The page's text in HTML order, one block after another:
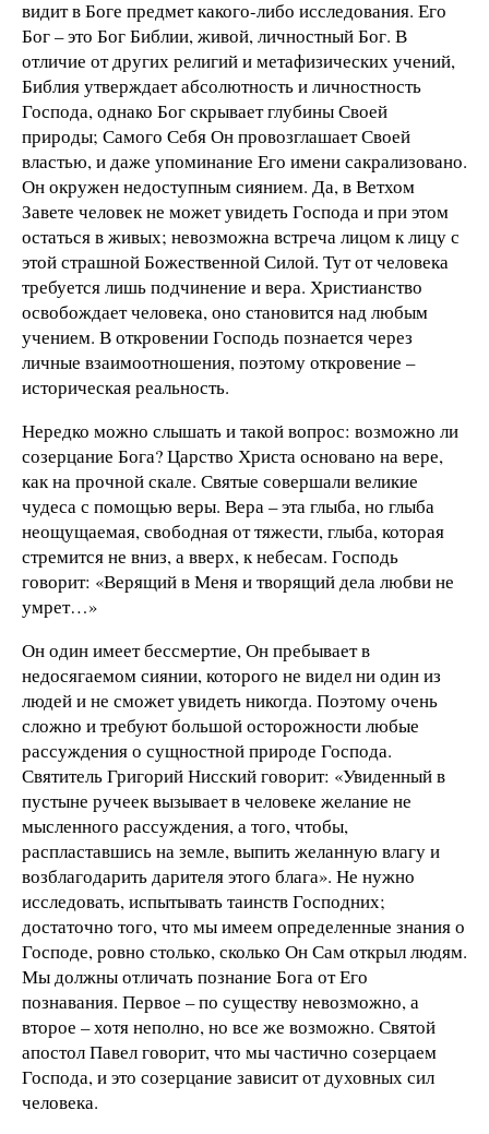
видит в Боге предмет какого-либо исследования. Его
Бог – это Бог Библии, живой, личностный Бог. В
отличие от других религий и метафизических учений,
Библия утверждает абсолютность и личностность
Господа, однако Бог скрывает глубины Своей
природы; Самого Себя Он провозглашает Своей
властью, и даже упоминание Его имени сакрализовано.
Он окружен недоступным сиянием. Да, в Ветхом
Завете человек не может увидеть Господа и при этом
остаться в живых; невозможна встреча лицом к лицу с
этой страшной Божественной Силой. Тут от человека
требуется лишь подчинение и вера. Христианство
освобождает человека, оно становится над любым
учением. В откровении Господь познается через
личные взаимоотношения, поэтому откровение –
историческая реальность.
Нередко можно слышать и такой вопрос: возможно ли
созерцание Бога? Царство Христа основано на вере,
как на прочной скале. Святые совершали великие
чудеса с помощью веры. Вера – эта глыба, но глыба
неощущаемая, свободная от тяжести, глыба, которая
стремится не вниз, а вверх, к небесам. Господь
говорит: «Верящий в Меня и творящий дела любви не
умрет…»
Он один имеет бессмертие, Он пребывает в
недосягаемом сиянии, которого не видел ни один из
людей и не сможет увидеть никогда. Поэтому очень
сложно и требуют большой осторожности любые
рассуждения о сущностной природе Господа.
Святитель Григорий Нисский говорит: «Увиденный в
пустыне ручеек вызывает в человеке желание не
мысленного рассуждения, а того, чтобы,
распластавшись на земле, выпить желанную влагу и
возблагодарить дарителя этого блага». Не нужно
исследовать, испытывать таинств Господних;
достаточно того, что мы имеем определенные знания о
Господе, ровно столько, сколько Он Сам открыл людям.
Мы должны отличать познание Бога от Его
познавания. Первое – по существу невозможно, а
второе – хотя неполно, но все же возможно. Святой
апостол Павел говорит, что мы частично созерцаем
Господа, и это созерцание зависит от духовных сил
человека.